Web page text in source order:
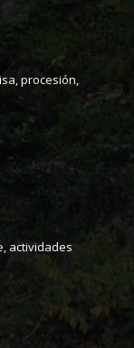
procesión,
actividades